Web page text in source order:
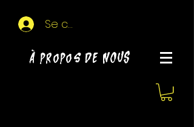
Se connecter
À propos de NOUS